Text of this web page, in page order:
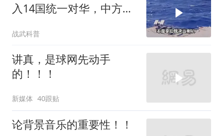
入14国统一对华，中方称
战武科普
讲真，是球网先动手
的！！！
新媒体 40跟贴
论背景音乐的重要性！！